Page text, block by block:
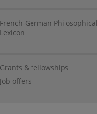
French-German Philosophical
Lexicon
Grants & fellowships
Job offers